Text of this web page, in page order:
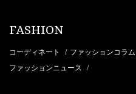
FASHION
コーディネート / ファッションコラム
ファッションニュース /